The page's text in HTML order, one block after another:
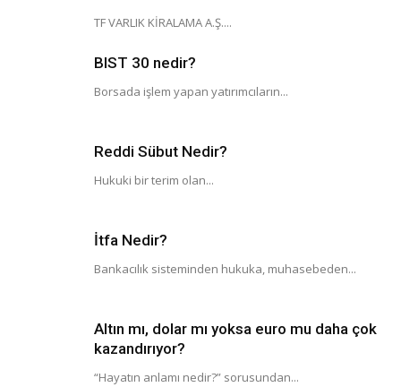
TF VARLIK KİRALAMA A.Ş....
BIST 30 nedir?
Borsada işlem yapan yatırımcıların...
Reddi Sübut Nedir?
Hukuki bir terim olan...
İtfa Nedir?
Bankacılık sisteminden hukuka, muhasebeden...
Altın mı, dolar mı yoksa euro mu daha çok
kazandırıyor?
“Hayatın anlamı nedir?” sorusundan...